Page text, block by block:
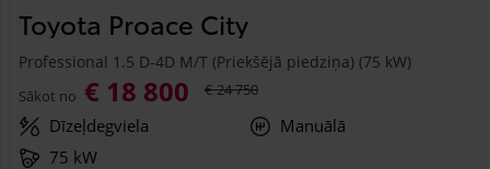
Toyota Proace City
Professional 1.5 D-4D M/T (Priekšējā piedziņa) (75 kW)
Sākot no € 18 800 € 24 750
Dīzeļdegviela
Manuālā
75 kW